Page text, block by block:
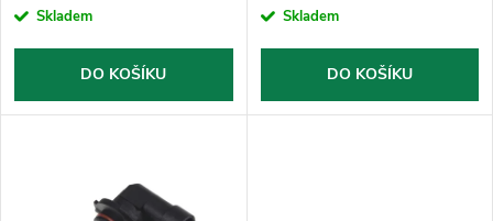
o
d
r Skladem
DO KOŠÍKU
Skladem
DO KOŠÍKU